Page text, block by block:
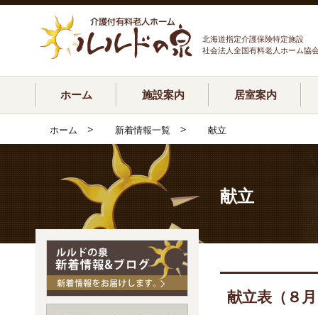
北海道指定介護保険特定施設
社会法人全国有料老人ホーム協
ホーム 施設案内 居室案内
ホーム > 新着情報一覧 > 献立
献立
献立表（８